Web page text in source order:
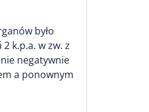
było
k.p.a. w zw. z
negatywnie
a ponownym